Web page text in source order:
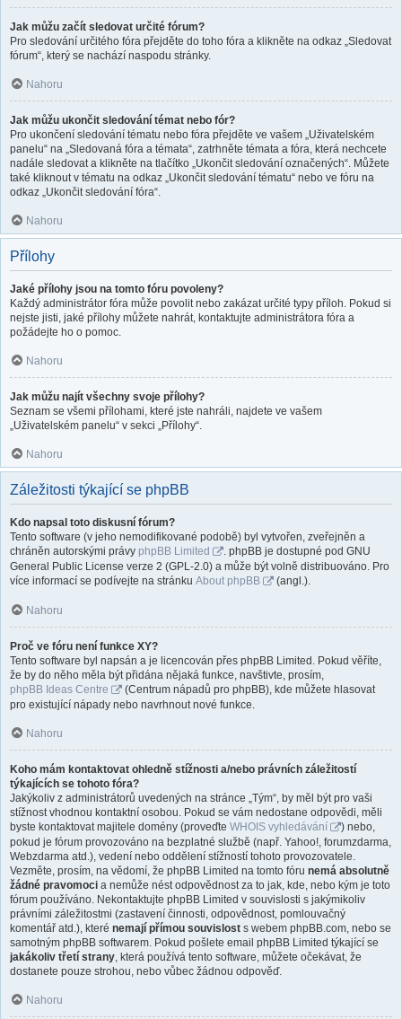
Jak můžu začít sledovat určité fórum?
Pro sledování určitého fóra přejděte do toho fóra a klikněte na odkaz „Sledovat
fórum“, který se nachází naspodu stránky.
Nahoru
Jak můžu ukončit sledování témat nebo fór?
Pro ukončení sledování tématu nebo fóra přejděte ve vašem „Uživatelském
panelu“ na „Sledovaná fóra a témata“, zatrhněte témata a fóra, která nechcete
nadále sledovat a klikněte na tlačítko „Ukončit sledování označených“. Můžete
také kliknout v tématu na odkaz „Ukončit sledování tématu“ nebo ve fóru na
odkaz „Ukončit sledování fóra“.
Nahoru
Přílohy
Jaké přílohy jsou na tomto fóru povoleny?
Každý administrátor fóra může povolit nebo zakázat určité typy příloh. Pokud si
nejste jisti, jaké přílohy můžete nahrát, kontaktujte administrátora fóra a
požádejte ho o pomoc.
Nahoru
Jak můžu najít všechny svoje přílohy?
Seznam se všemi přílohami, které jste nahráli, najdete ve vašem
„Uživatelském panelu“ v sekci „Přílohy“.
Nahoru
Záležitosti týkající se phpBB
Kdo napsal toto diskusní fórum?
Tento software (v jeho nemodifikované podobě) byl vytvořen, zveřejněn a
chráněn autorskými právy phpBB Limited
. phpBB je dostupné pod GNU
General Public License verze 2 (GPL-2.0) a může být volně distribuováno. Pro
více informací se podívejte na stránku About phpBB (angl.).
Nahoru
Proč ve fóru není funkce XY?
Tento software byl napsán a je licencován přes phpBB Limited. Pokud věříte,
že by do něho měla být přidána nějaká funkce, navštivte, prosím,
phpBB Ideas Centre
(Centrum nápadů pro phpBB), kde můžete hlasovat
pro existující nápady nebo navrhnout nové funkce.
Nahoru
Koho mám kontaktovat ohledně stížnosti a/nebo právních záležitostí
týkajících se tohoto fóra?
Jakýkoliv z administrátorů uvedených na stránce „Tým“, by měl být pro vaši
stížnost vhodnou kontaktní osobou. Pokud se vám nedostane odpovědi, měli
byste kontaktovat majitele domény (proveďte WHOIS vyhledávání
) nebo,
pokud je fórum provozováno na bezplatné službě (např. Yahoo!, forumzdarma,
Webzdarma atd.), vedení nebo oddělení stížností tohoto provozovatele.
Vezměte, prosím, na vědomí, že phpBB Limited na tomto fóru nemá absolutně
žádné pravomoci a nemůže nést odpovědnost za to jak, kde, nebo kým je toto
fórum používáno. Nekontaktujte phpBB Limited v souvislosti s jakýmikoliv
právními záležitostmi (zastavení činnosti, odpovědnost, pomlouvačný
komentář atd.), které nemají přímou souvislost s webem phpBB.com, nebo se
samotným phpBB softwarem. Pokud pošlete email phpBB Limited týkající se
jakákoliv třetí strany , která používá tento software, můžete očekávat, že
dostanete pouze strohou, nebo vůbec žádnou odpověď.
Nahoru